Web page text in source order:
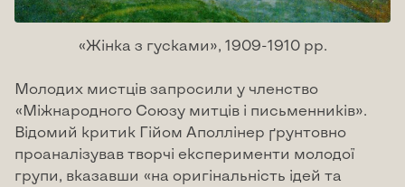
«Жінка з гусками», 1909-1910 рр.
Молодих мистців запросили у членство
«Міжнародного Союзу митців і письменників».
Відомий критик Гійом Аполлінер ґрунтовно
проаналізував творчі експерименти молодої
групи, вказавши «на оригінальність ідей та